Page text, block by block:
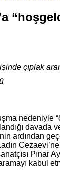
çıplak
nedeniyle
davada
ardından
Pınar
kabul